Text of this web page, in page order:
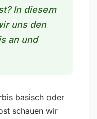
In diesem
uns den
an und
basisch oder
schauen wir